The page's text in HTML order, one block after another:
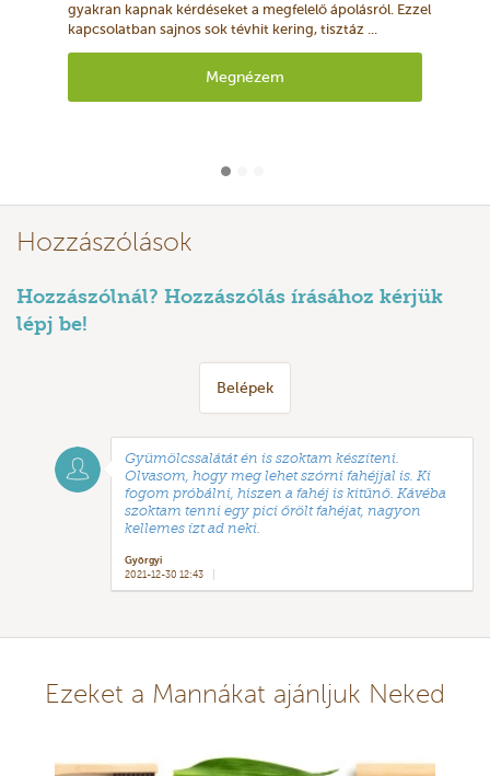
gyakran kapnak kérdéseket a megfelelő ápolásról. Ezzel
kapcsolatban sajnos sok tévhit kering, tisztáz ...
Megnézem
Hozzászólások
Hozzászólnál? Hozzászólás írásához kérjük
lépj be!
Belépek
Gyümölcssalátát én is szoktam készíteni.
Olvasom, hogy meg lehet szórni fahéjjal is. Ki
fogom próbálni, hiszen a fahéj is kitűnő. Kávéba
szoktam tenni egy pici őrölt fahéjat, nagyon
kellemes ízt ad neki.
Györgyi
2021-12-30 12:43
Ezeket a Mannákat ajánljuk Neked